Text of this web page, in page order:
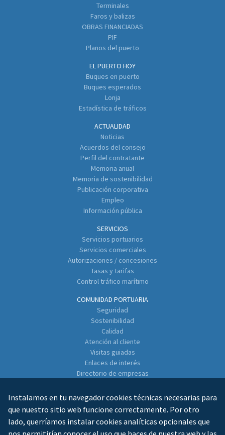
Instalamos en tu navegador cookies técnicas necesarias para
que nuestro sitio web funcione correctamente. Por otro
lado, querríamos instalar cookies analíticas opcionales que
Terminales
Faros y balizas
OBRAS FINANCIADAS
PIF
Planos del puerto
EL PUERTO HOY
Buques en puerto
Buques esperados
Lonja
Estadística de tráficos
ACTUALIDAD
Noticias
Acuerdos del consejo
Perfil del contratante
Memoria anual
Memoria de sostenibilidad
Publicación corporativa
Empleo
Información pública
SERVICIOS
Servicios portuarios
Servicios comerciales
Autorizaciones / concesiones
Tasas y tarifas
Control tráfico marítimo
COMUNIDAD PORTUARIA
Seguridad
Sostenibilidad
Calidad
Atención al cliente
Visitas guiadas
Enlaces de interés
Directorio de empresas